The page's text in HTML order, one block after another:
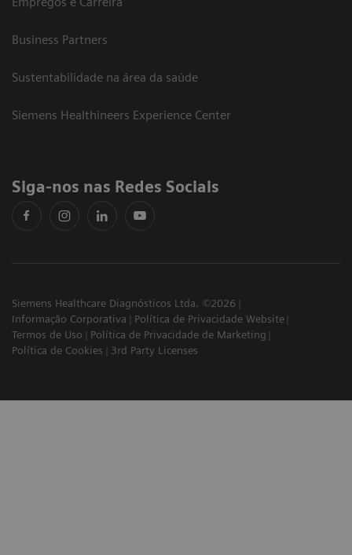
Business Partners
Sustentabilidade na área da saúde
Siemens Healthineers Experience Center
Siga-nos nas Redes Sociais
Siemens Healthcare Diagnósticos Ltda. ©2026
Informação Corporativa
Política de Privacidade Website
Termos de Uso
Política de Privacidade de Marketing
Política de Cookies
3rd Party Licenses